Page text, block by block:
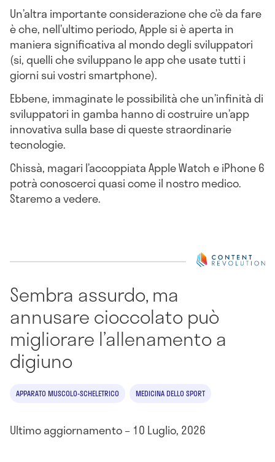
Un’altra importante considerazione che c’è da fare
è che, nell’ultimo periodo, Apple si è aperta in
maniera significativa al mondo degli sviluppatori
(si, quelli che sviluppano le app che usate tutti i
giorni sui vostri smartphone).
Ebbene, immaginate le possibilità che un’infinità di
sviluppatori in gamba hanno di costruire un’app
innovativa sulla base di queste straordinarie
tecnologie.
Chissà, magari l’accoppiata Apple Watch e iPhone 6
potrà conoscerci quasi come il nostro medico.
Staremo a vedere.
Sembra assurdo, ma
annusare cioccolato può
migliorare l’allenamento a
digiuno
APPARATO MUSCOLO-SCHELETRICO MEDICINA DELLO SPORT
Ultimo aggiornamento – 10 Luglio, 2026